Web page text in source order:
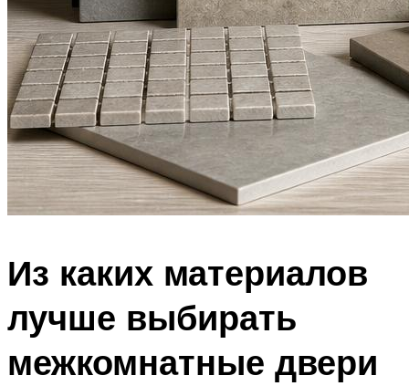
Из каких материалов
лучше выбирать
межкомнатные двери